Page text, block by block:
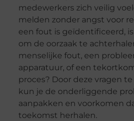
medewerkers zich veilig
melden zonder angst voor
een fout is geïdentificeerd,
om de oorzaak te
menselijke fout, een
apparatuur, of een
proces? Door deze vragen
kun je de onderliggende
aanpakken en voorkomen
toekomst herhalen.